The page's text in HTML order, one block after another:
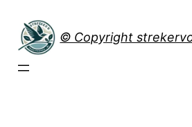
naar
inhoud
© Copyright